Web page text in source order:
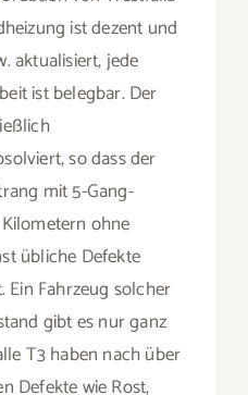
gibt es nur ganz
T3 haben nach über
Defekte wie Rost,
Schäden. Selbst ein
Westfalia ist keine
und
Volkswagen